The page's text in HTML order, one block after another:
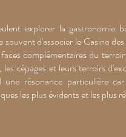
explorer la gastronomie
d'associer le Casino
complémentaires du
cépages et leurs terroirs
une résonance particulière
les plus évidents et les plus